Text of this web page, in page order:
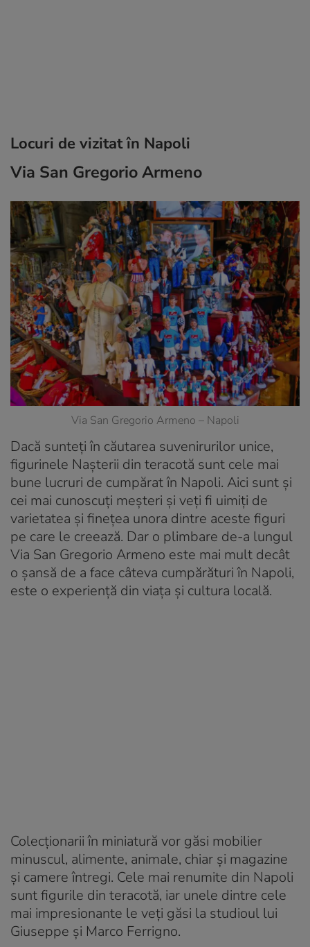
Locuri de vizitat în Napoli
Via San Gregorio Armeno
Via San Gregorio Armeno – Napoli
Dacă sunteți în căutarea suvenirurilor unice,
figurinele Nașterii din teracotă sunt cele mai
bune lucruri de cumpărat în Napoli. Aici sunt și
cei mai cunoscuți meșteri și veți fi uimiți de
varietatea și finețea unora dintre aceste figuri
pe care le creează. Dar o plimbare de-a lungul
Via San Gregorio Armeno este mai mult decât
o șansă de a face câteva cumpărături în Napoli,
este o experiență din viața și cultura locală.
Colecționarii în miniatură vor găsi mobilier
minuscul, alimente, animale, chiar și magazine
și camere întregi. Cele mai renumite din Napoli
sunt figurile din teracotă, iar unele dintre cele
mai impresionante le veți găsi la studioul lui
Giuseppe și Marco Ferrigno.